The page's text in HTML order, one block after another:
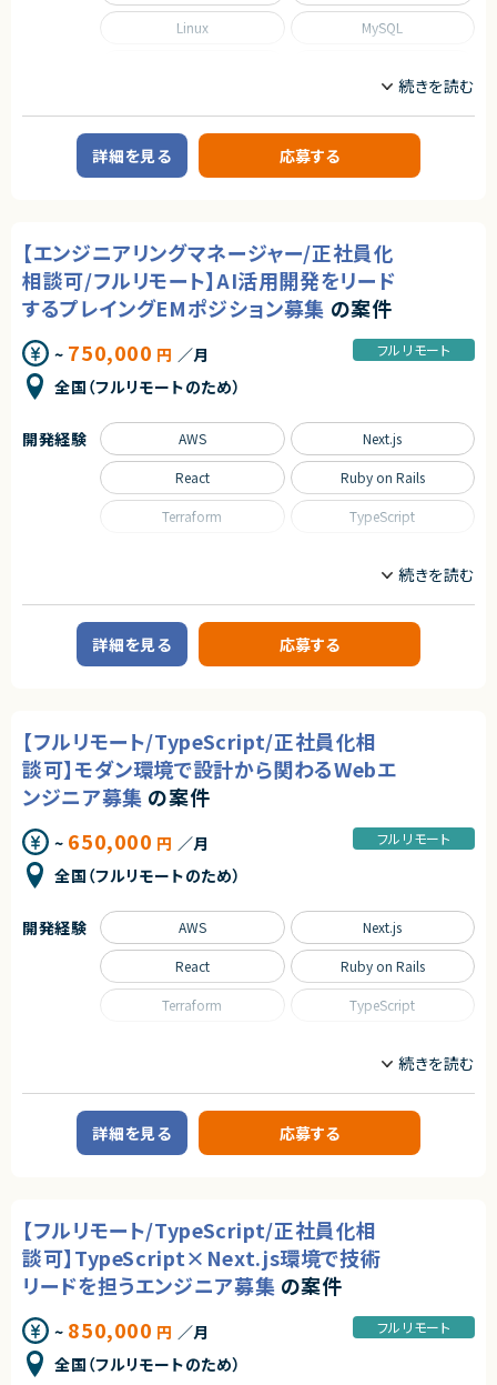
・まだ少人数の成長フェーズにて、コアメンバーとして携わることができま
・自社SaaSプロダクトのリードに携わることができます！
★ 既存コードのリファクタリングや品質改善を主導し、技術的負債解消にも
・DevOps (CI/CDパイプライン作成）に興味のある方
契約形態
契約元
株式会社LASSIC
エージェントから
・地方からのご参画OKです！
・社会保障費中心のマーケット多くの予算が割かれており、社会からの多様
なニーズの拡大に伴い今後も成長が期待されています！
・世界的に見ても未開拓な部分が多い領域であり、世界に対して日本発信で
・ユーザーヒアリングやモックをベースにした仮説検証が非常にやりやすく、
また現場の声をプロダクトに反映できる環境でもあります！
職種
CTO/VPoE/テックリード インフラエンジニア/SRE
業務内容
■プロダクトやサービスの概要
既存システムからAPI中心のモダンな構成へ段階的に移行するプロジェクト
です。
■業務内容
担当します。CI/CDパイプラインの構築や、IaCによるインフラ管理、監視設計
などを一貫してリードしていただきます。
■募集背景
API基盤構築を専任で担うエンジニアが不足しているため。
インフラ設計、構築、運用、技術選定
■その他補足
フルリモート環境で、高い裁量を持って業務に取り組めます。
求めるスキル
・冗長化構成などによる高い可用性を持ったインフラ構築・運用経験
・AWSにおけるコンテナオーケストレーション（ECS / Fargateなど）を用い
たインフラ設計・構築・運用経験
・ネットワーク（VPC, ALB, Route53など）および、セキュリティ（IAM, セキュ
リティグループなど）の適切な設計・構築スキル
・ログやメトリクスなど、適切な監視およびアラートの設計・構築経験
・TerraformやAWS CDK, CloudFormation等を用いたインフラのコード化
（IaC）の実務経験
・複雑なインフラ要件を整理し、他者が理解・保守できるレベルのドキュメン
ト作成スキル
・インフラアーキテクチャに関する技術的な意思決定をチームに説明し、合意
■尚可スキル
・PHPおよびLaravel環境におけるインフラ構築・パフォーマンスチューニン
グの知見
・レガシーシステムからモダン環境へのリプレイスプロジェクトにおけるイン
フラ移行・構築経験
・ゼロダウンタイムデプロイメント（Blue/Greenデプロイなど）の構築経験
Linux MySQL
業務委託(準委任契約)
エージェントから
◎フルリモートで全国どこからでも参画可能です！
◎APIリプレイスという事業の根幹を支える重要ポジションです！
◎インフラ専任リードとして、技術選定・意思決定を主導できます！
詳細を見る 応募する
【エンジニアリングマネージャー/正社員化
相談可/フルリモート】AI活用開発をリード
するプレイングEMポジション募集 の案件
~ 750,000 円 ／月
全国（フルリモートのため）
フルリモート
プロジェクトリーダー
サーバーサイドエンジニア
■企業概要
・自社サービスとクライアントワークを通じた開発を展開
・AIツールを活用した開発スタイルを標準化
■業務内容
・少人数チームのマネジメント、育成、評価
・開発プロセス改善やチームパフォーマンス向上
・プロジェクト進行管理および技術的意思決定
・ビジネス側と連携したプロダクト価値の向上
・採用や制度設計など組織づくりの実行
■募集背景
・組織拡大に伴うマネジメント体制強化
・要件定義〜運用保守まで一気通貫
求めるスキル
■必須スキル
・Webアプリケーション開発の実務経験（設計〜実装〜運用まで一通り、言
して関与した経験
・ビジネスサイド（PdM・営業・CS等）と合意形成しながらプロダクト開発を
進めた経験
・ビジネスレベルの日本語コミュニケーション（目安：日本語メインでの実務
■尚可スキル
・TypeScript / React / Next.js での開発経験（当社メイン技術スタック）
・Ruby on Rails 等でのバックエンド開発経験（既存プロダクトの改善に活
開発経験 AWS Next.js
React Ruby on Rails
Terraform TypeScript
詳細を見る 応募する
【フルリモート/TypeScript/正社員化相
談可】モダン環境で設計から関わるWebエ
ンジニア募集 の案件
~ 650,000 円 ／月
全国（フルリモートのため）
フルリモート
サーバーサイドエンジニア
■企業概要
■プロダクトやサービスの概要
・自社サービスおよび新規事業開発を中心にWebアプリケーションを提供
・AIツールを活用した開発体制を全案件で導入
■業務内容
・Webアプリケーションの設計、開発、テスト、リリース
・AIツール（Claude Code、Copilot等）を活用した開発
・クライアント提案〜リリース後の改善まで一貫して担当
・コードレビュー、設計レビューによる品質向上
開発経験 AWS Next.js
React Ruby on Rails
Terraform TypeScript
詳細を見る 応募する
【フルリモート/TypeScript/正社員化相
談可】TypeScript×Next.js環境で技術
リードを担うエンジニア募集 の案件
~ 850,000 円 ／月
全国（フルリモートのため）
フルリモート